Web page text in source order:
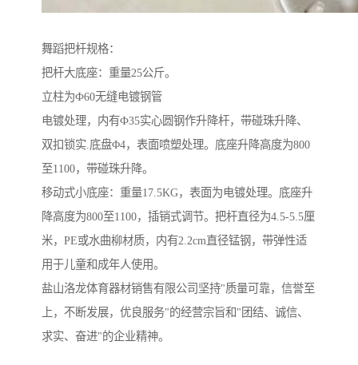
舞蹈把杆规格：
把杆大底座：重量25公斤。
立柱为Ф60无缝电镀钢管
电镀处理，内有Ф35实心圆钢作升降杆，带碰珠升降、
双扣锁实.底盘Φ4，表面喷塑处理。底座升降高度为800
至1100，带碰珠升降。
移动式小底座：重量17.5KG，表面为电镀处理。底座升
降高度为800至1100，插销式调节。把杆直径为4.5-5.5厘
米，PE或水曲柳材质，内有2.2cm直径锰钢，带弹性适
用于儿童和成年人使用。
盐山洛龙体育器材销售有限公司坚持"质量可靠，信誉至
上，不断发展，优良服务"的经营宗旨和"团结、诚信、
求实、奋进"的企业精神。